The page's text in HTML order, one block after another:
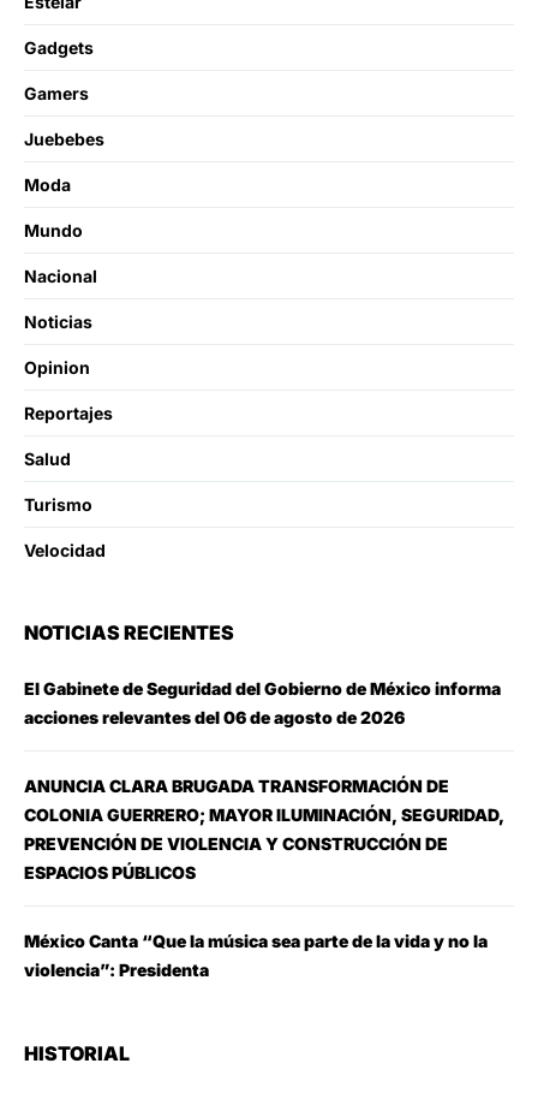
Gadgets
Gamers
Juebebes
Moda
Mundo
Nacional
Noticias
Opinion
Reportajes
Salud
Turismo
Velocidad
NOTICIAS RECIENTES
El Gabinete de Seguridad del Gobierno de México informa
acciones relevantes del 06 de agosto de 2026
ANUNCIA CLARA BRUGADA TRANSFORMACIÓN DE
COLONIA GUERRERO; MAYOR ILUMINACIÓN, SEGURIDAD,
PREVENCIÓN DE VIOLENCIA Y CONSTRUCCIÓN DE
ESPACIOS PÚBLICOS
México Canta “Que la música sea parte de la vida y no la
violencia”: Presidenta
HISTORIAL